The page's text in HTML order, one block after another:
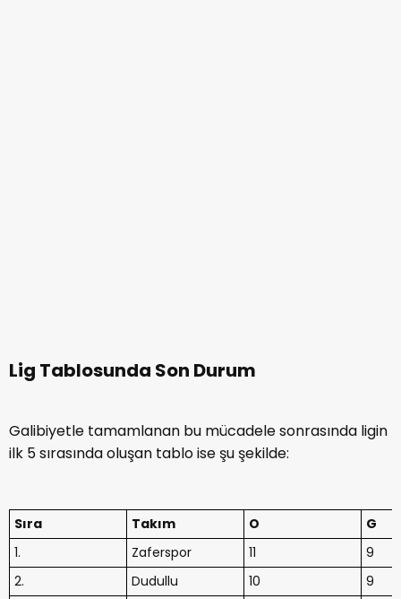
Lig Tablosunda Son Durum
Galibiyetle tamamlanan bu mücadele sonrasında ligin
ilk 5 sırasında oluşan tablo ise şu şekilde:
Sıra Takım O
G
1.
Zaferspor 11
9
2.
Dudullu 10 9